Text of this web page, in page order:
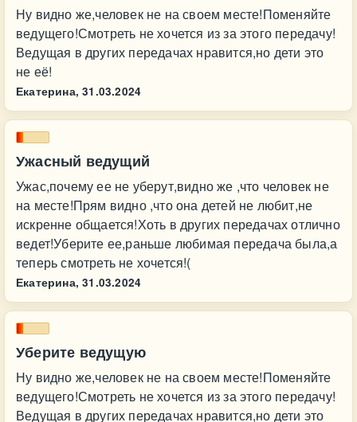
Ну видно же,человек не на своем месте!Поменяйте
ведущего!Смотреть не хочется из за этого передачу!
Ведущая в других передачах нравится,но дети это
не её!
Екатерина, 31.03.2024
Ужасный ведущий
Ужас,почему ее не уберут,видно же ,что человек не
на месте!Прям видно ,что она детей не любит,не
искренне общается!Хоть в других передачах отлично
ведет!Уберите ее,раньше любимая передача была,а
теперь смотреть не хочется!(
Екатерина, 31.03.2024
Уберите ведущую
Ну видно же,человек не на своем месте!Поменяйте
ведущего!Смотреть не хочется из за этого передачу!
Ведущая в других передачах нравится,но дети это